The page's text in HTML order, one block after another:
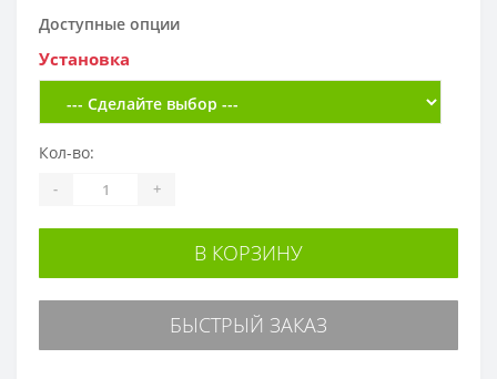
Доступные опции
Установка
Кол-во:
- +
В КОРЗИНУ
БЫСТРЫЙ ЗАКАЗ